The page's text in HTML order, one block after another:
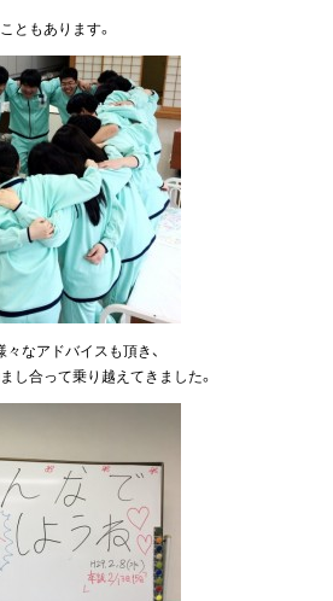
ともあります。
々なアドバイスも頂き、
し合って乗り越えてきました。